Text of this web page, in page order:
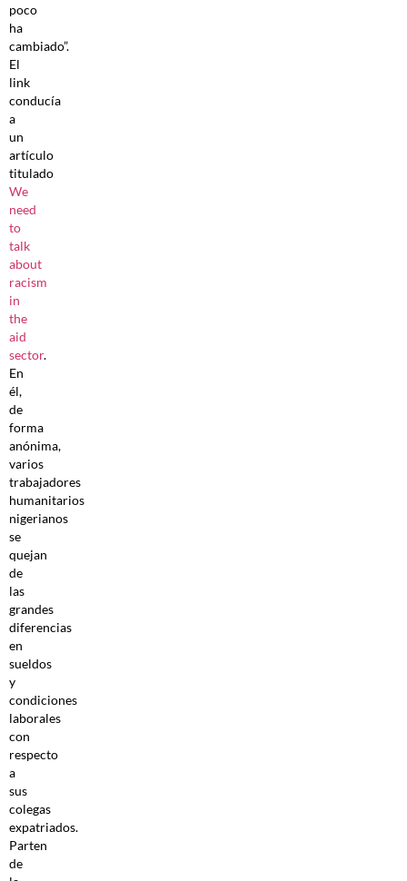
poco
ha
cambiado”.
El
link
conducía
a
un
artículo
titulado
We
need
to
talk
about
racism
in
the
aid
sector.
En
él,
de
forma
anónima,
varios
trabajadores
humanitarios
nigerianos
se
quejan
de
las
grandes
diferencias
en
sueldos
y
condiciones
laborales
con
respecto
a
sus
colegas
expatriados.
Parten
de